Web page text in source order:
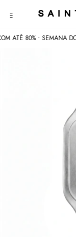
80% • SEMANA DOS